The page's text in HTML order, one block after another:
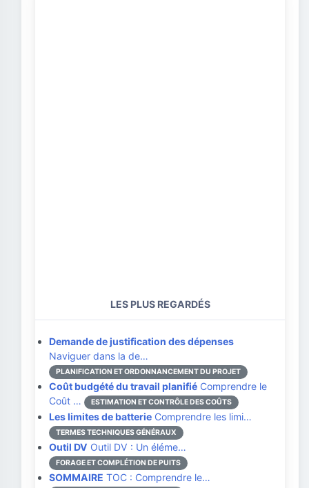
LES PLUS REGARDÉS
Demande de justification des dépenses
Naviguer dans la de…
PLANIFICATION ET ORDONNANCEMENT DU PROJET
Coût budgété du travail planifié Comprendre le
Coût …
ESTIMATION ET CONTRÔLE DES COÛTS
Les limites de batterie Comprendre les limi…
TERMES TECHNIQUES GÉNÉRAUX
Outil DV Outil DV : Un éléme…
FORAGE ET COMPLÉTION DE PUITS
SOMMAIRE TOC : Comprendre le…